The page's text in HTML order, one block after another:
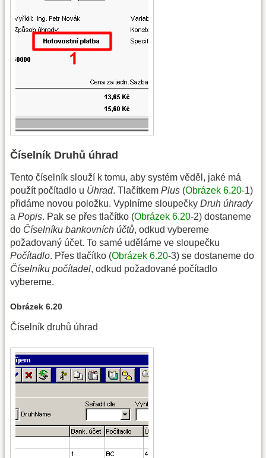
Číselník Druhů úhrad
Tento číselník slouží k tomu, aby systém věděl, jaké má
použít počítadlo u Úhrad. Tlačítkem Plus (Obrázek 6.20-1)
přidáme novou položku. Vyplníme sloupečky Druh úhrady
a Popis. Pak se přes tlačítko (Obrázek 6.20-2) dostaneme
do Číselníku bankovních účtů, odkud vybereme
požadovaný účet. To samé uděláme ve sloupečku
Počítadlo. Přes tlačítko (Obrázek 6.20-3) se dostaneme do
Číselníku počítadel, odkud požadované počítadlo
vybereme.
Obrázek 6.20
Číselník druhů úhrad